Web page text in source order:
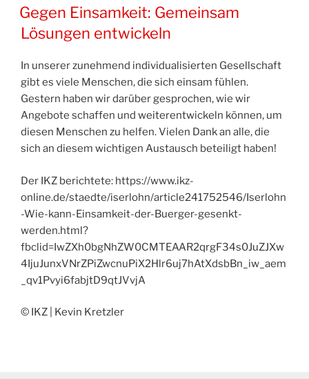
AM
Gegen Einsamkeit: Gemeinsam
Lösungen entwickeln
In unserer zunehmend individualisierten Gesellschaft
gibt es viele Menschen, die sich einsam fühlen.
Gestern haben wir darüber gesprochen, wie wir
Angebote schaffen und weiterentwickeln können, um
diesen Menschen zu helfen. Vielen Dank an alle, die
sich an diesem wichtigen Austausch beteiligt haben!
Der IKZ berichtete: https://www.ikz-
online.de/staedte/iserlohn/article241752546/Iserlohn
-Wie-kann-Einsamkeit-der-Buerger-gesenkt-
werden.html?
fbclid=IwZXh0bgNhZW0CMTEAAR2qrgF34s0JuZJXw
4IjuJunxVNrZPiZwcnuPiX2Hlr6uj7hAtXdsbBn_iw_aem
_qv1Pvyi6fabjtD9qtJVvjA
© IKZ | Kevin Kretzler